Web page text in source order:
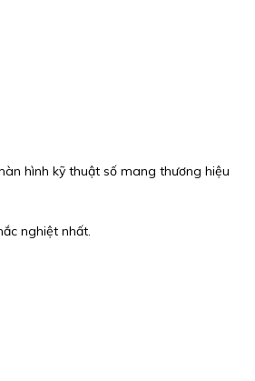
hình kỹ thuật số mang thương hiệu
nghiệt nhất.